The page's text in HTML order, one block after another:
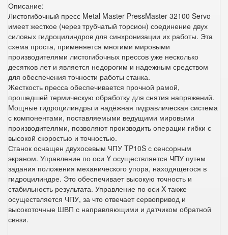
Описание:
Листогибочный пресс Metal Master PressMaster 32100 Servo
имеет жесткое (через трубчатый торсион) соединение двух
силовых гидроцилиндров для синхронизации их работы. Эта
схема проста, применяется многими мировыми
производителями листогибочных прессов уже несколько
десятков лет и является недорогим и надежным средством
для обеспечения точности работы станка.
Жесткость пресса обеспечивается прочной рамой,
прошедшей термическую обработку для снятия напряжений.
Мощные гидроцилиндры и надёжная гидравлическая система
с компонентами, поставляемыми ведущими мировыми
производителями, позволяют производить операции гибки с
высокой скоростью и точностью.
Станок оснащен двухосевым ЧПУ TP10S с сенсорным
экраном. Управление по оси Y осуществляется ЧПУ путем
задания положения механического упора, находящегося в
гидроцилиндре. Это обеспечивает высокую точность и
стабильность результата. Управление по оси X также
осуществляется ЧПУ, за что отвечает сервопривод и
высокоточные ШВП с направляющими и датчиком обратной
связи.